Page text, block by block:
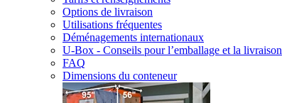
Options de livraison
Utilisations fréquentes
Déménagements internationaux
U-Box - Conseils pour l’emballage et la livraison
FAQ
Dimensions du conteneur